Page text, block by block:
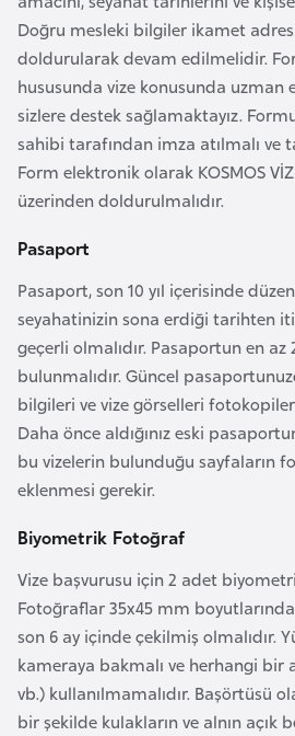
Doğru mesleki bilgiler ikamet
doldurularak devam edilmelidir.
hususunda vize konusunda uzman
sizlere destek sağlamaktayız.
sahibi tarafından imza atılmalı
Form elektronik olarak KOSMOS
üzerinden doldurulmalıdır.
Pasaport
Pasaport, son 10 yıl içerisinde
seyahatinizin sona erdiği tarihten
geçerli olmalıdır. Pasaportun en az
bulunmalıdır. Güncel
bilgileri ve vize görselleri
Daha önce aldığınız eski
bu vizelerin bulunduğu sayfaların
eklenmesi gerekir.
Biyometrik Fotoğraf
Vize başvurusu için 2 adet
Fotoğraflar 35x45 mm
son 6 ay içinde çekilmiş olmalıdır.
kameraya bakmalı ve herhangi bir
vb.) kullanılmamalıdır. Başörtüsü
bir şekilde kulakların ve alnın açık
a
u
G
i
n
e
r
e
n
a
d
a
ü
e
o
r